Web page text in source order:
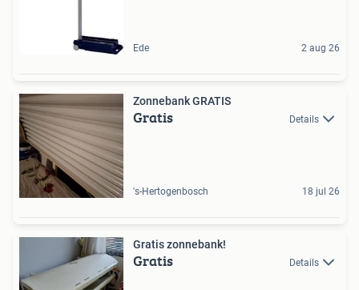
Ede 2 aug 26
Zonnebank GRATIS
Gratis Details
's-Hertogenbosch 18 jul 26
Gratis zonnebank!
Gratis Details